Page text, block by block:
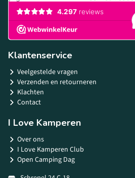
Klantenservice
Veelgestelde vragen
Verzenden en retourneren
Klachten
Contact
I Love Kamperen
Over ons
I Love Kamperen Club
Open Camping Dag